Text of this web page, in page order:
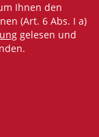
Ihnen den
(Art. 6 Abs. I a)
gelesen und